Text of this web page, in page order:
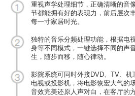
重视声学处理细节，正确清晰的音
节都能拥有好的表现力，前后层次
每一寸家居时光。
独特的音乐分频处理功能，根据电
身等不同模式，一键选择不同的声
生，随步而移，随心律动。
影院系统可同时外接DVD、TV、
电视或投影机，将电影恢宏大气的
音效完美还原人声对白，在客厅的